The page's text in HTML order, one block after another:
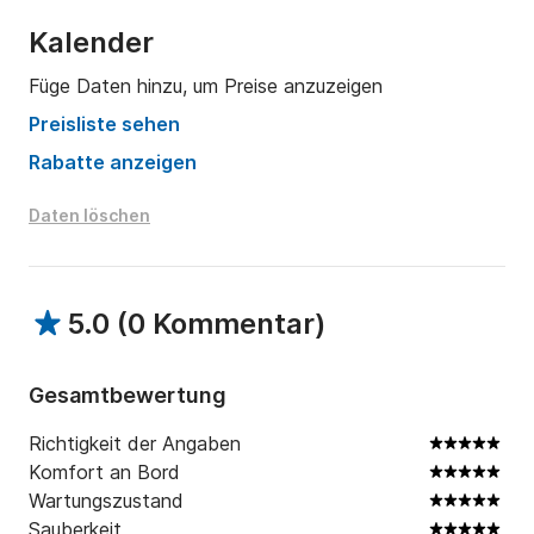
Kalender
Füge Daten hinzu, um Preise anzuzeigen
Preisliste sehen
Rabatte anzeigen
Daten löschen
5.0 (0 Kommentar)
Gesamtbewertung
Richtigkeit der Angaben
Komfort an Bord
Wartungszustand